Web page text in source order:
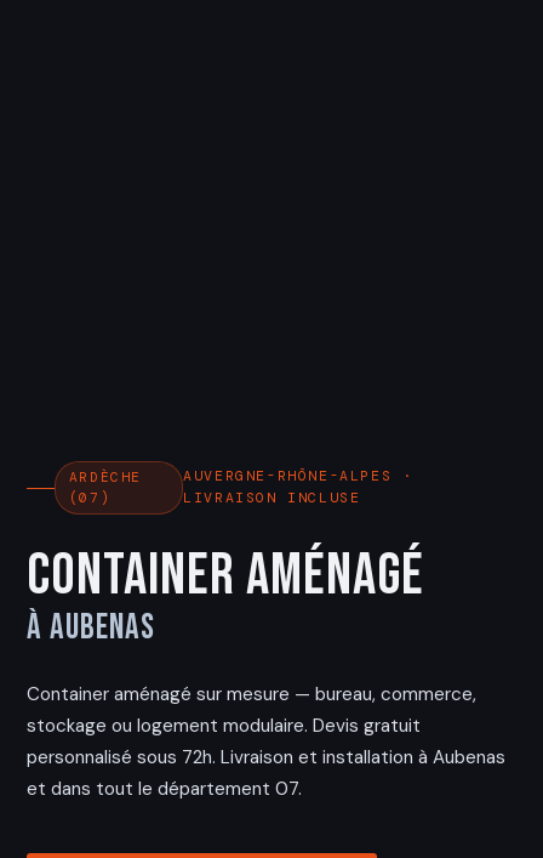
ARDÈCHE
(07)
AUVERGNE-RHÔNE-ALPES ·
LIVRAISON INCLUSE
Container Aménagé
à Aubenas
Container aménagé sur mesure — bureau, commerce,
stockage ou logement modulaire. Devis gratuit
personnalisé sous 72h. Livraison et installation à Aubenas
et dans tout le département 07.